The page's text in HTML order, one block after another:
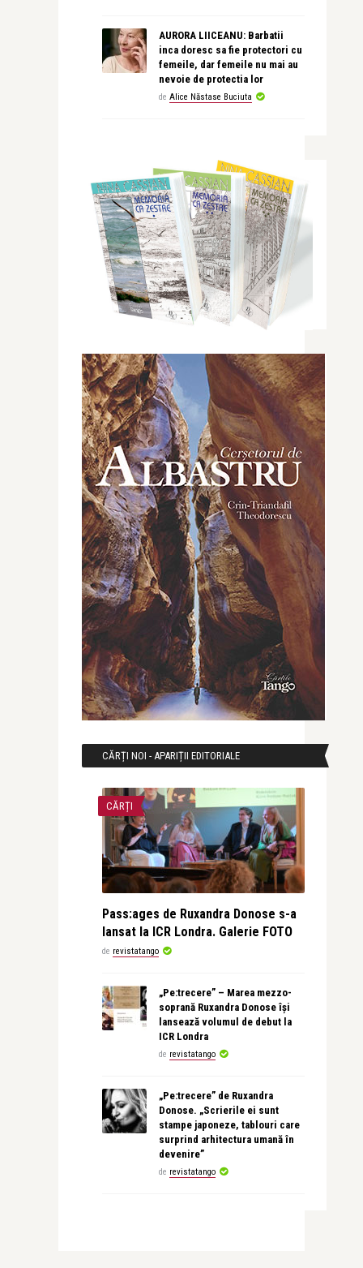
AURORA LIICEANU: Barbatii
inca doresc sa fie protectori cu
femeile, dar femeile nu mai au
nevoie de protectia lor
de Alice Năstase Buciuta
CĂRȚI NOI - APARIȚII EDITORIALE
CĂRȚI
Pass:ages de Ruxandra Donose s-a
lansat la ICR Londra. Galerie FOTO
de revistatango
„Pe:trecere” – Marea mezzo-
soprană Ruxandra Donose își
lansează volumul de debut la
ICR Londra
de revistatango
„Pe:trecere” de Ruxandra
Donose. „Scrierile ei sunt
stampe japoneze, tablouri care
surprind arhitectura umană în
devenire”
de revistatango